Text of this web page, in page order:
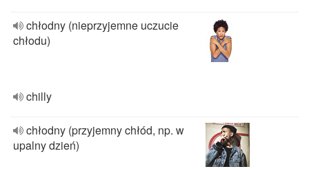
chłodny (nieprzyjemne uczucie
chłodu)
chilly
chłodny (przyjemny chłód, np. w
upalny dzień)